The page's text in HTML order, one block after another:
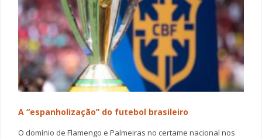
A “espanholização” do futebol brasileiro
O domínio de Flamengo e Palmeiras no certame nacional nos